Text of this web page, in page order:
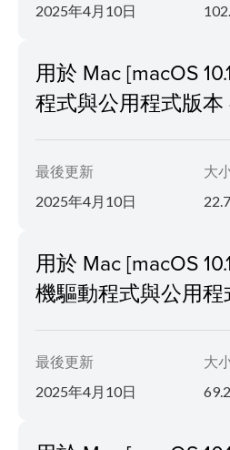
2025年4月10日
用於 Mac [macOS
程式與公用程式版本
最後更新
2025年4月10日
大
用於 Mac [macOS
機驅動程式與公用程
最後更新
2025年4月10日
大